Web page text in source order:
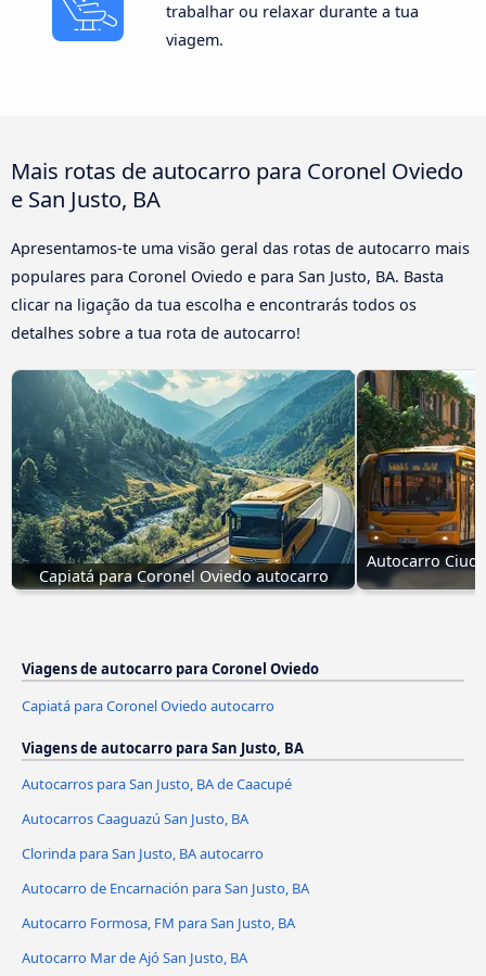
trabalhar ou relaxar durante a tua
viagem.
Mais rotas de autocarro para Coronel Oviedo
e San Justo, BA
Apresentamos-te uma visão geral das rotas de autocarro mais
populares para Coronel Oviedo e para San Justo, BA. Basta
clicar na ligação da tua escolha e encontrarás todos os
detalhes sobre a tua rota de autocarro!
Capiatá para Coronel Oviedo autocarro
Autocarro
Viagens de autocarro para Coronel Oviedo
Capiatá para Coronel Oviedo autocarro
Viagens de autocarro para San Justo, BA
Autocarros para San Justo, BA de Caacupé
Autocarros Caaguazú San Justo, BA
Clorinda para San Justo, BA autocarro
Autocarro de Encarnación para San Justo, BA
Autocarro Formosa, FM para San Justo, BA
Autocarro Mar de Ajó San Justo, BA